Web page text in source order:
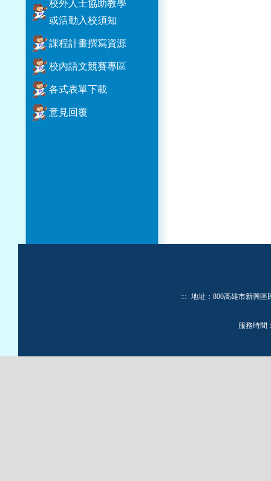
校外人士協助教學
或活動入校須知
課程計畫撰寫資源
校內語文競賽專區
各式表單下載
意見回覆
::: 地址：800高雄市新興區
服務時間